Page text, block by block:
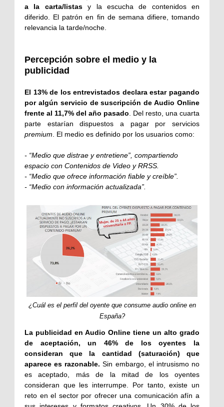
a la carta/listasy la escucha de contenidos en
diferido. El patrón en fin de semana difiere, tomando
relevancia la tarde/noche.
Percepción sobre el medio y la
publicidad
El 13% de los entrevistados declara estar pagando
por algún servicio de suscripción de Audio Online
frente al 11,7% del año pasado. Del resto, una cuarta
parte estarían dispuestos a pagar por servicios
premium. El medio es definido por los usuarios como:
- “Medio que distrae y entretiene”, compartiendo
espacio con Contenidos de Video y RRSS.
- “Medio que ofrece información fiable y creíble”.
- “Medio con información actualizada”.
¿Cuál es el perfil del oyente que consume audio online en
España?
La publicidad en Audio Online tiene un alto grado
de aceptación, un 46% de los oyentes la
consideran que la cantidad (saturación) que
aparece es razonable.Sin embargo, el intrusismo no
es aceptado, más de la mitad de los oyentes
consideran que les interrumpe. Por tanto, existe un
reto en el sector por ofrecer una comunicación afín a